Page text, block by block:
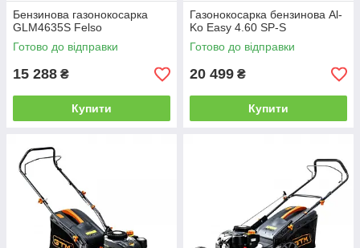
Бензинова газонокосарка
GLM4635S Felso
Готово до відправки
15 288 ₴
Купити
Газонокосарка бензинова Al-
Ko Easy 4.60 SP-S
Готово до відправки
20 499 ₴
Купити